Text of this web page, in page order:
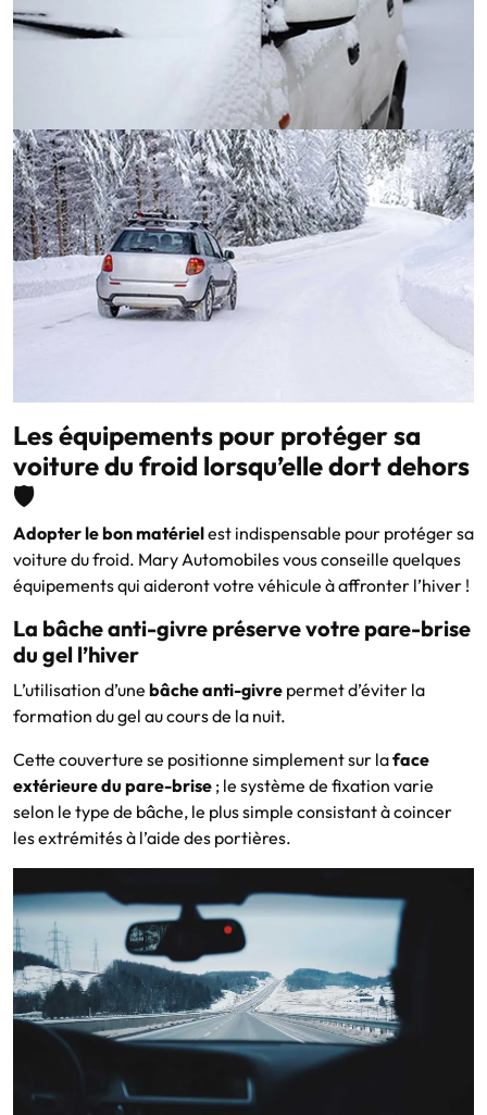
Les équipements pour protéger sa
voiture du froid lorsqu’elle dort dehors
🛡️
Adopter le bon matérielest indispensable pour protéger sa
voiture du froid. Mary Automobiles vous conseille quelques
équipements qui aideront votre véhicule à affronter l’hiver !
La bâche anti-givre préserve votre pare-brise
du gel l’hiver
L’utilisation d’une bâche anti-givre permet d’éviter la
formation du gel au cours de la nuit.
Cette couverture se positionne simplement sur laface
extérieure du pare-brise ; le système de fixation varie
selon le type de bâche, le plus simple consistant à coincer
les extrémités à l’aide des portières.